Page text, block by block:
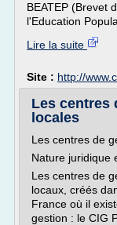
BEATEP (Brevet
l'Education
Lire la suite
Site : http://
Les centres
locales
Les centres de
Nature juridique
Les centres de
locaux, créés
France où il
gestion : le CIG